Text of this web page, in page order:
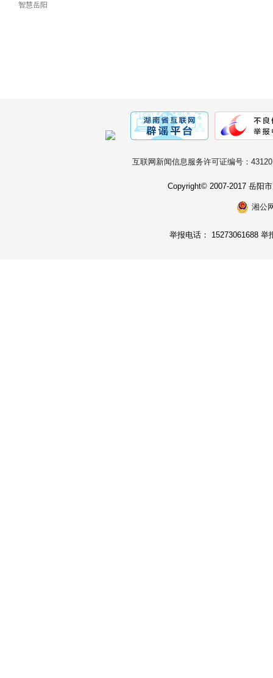
智慧岳阳
互联网新闻信息服务许可证编号：
Copyright© 2007-2017 岳阳
湘公
举报电话： 15273061688